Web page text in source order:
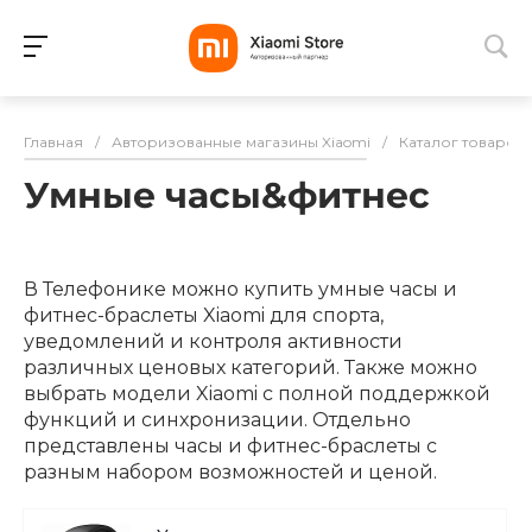
Разбейте
без переплат
График платежей
Сегодня
25%
Главная / Авторизованные магазины Xiaomi / Каталог товаров
Умные часы&фитнес
В Телефонике можно купить умные часы и
фитнес-браслеты Xiaomi для спорта,
уведомлений и контроля активности
различных ценовых категорий. Также можно
выбрать модели Xiaomi с полной поддержкой
функций и синхронизации. Отдельно
представлены часы и фитнес-браслеты с
разным набором возможностей и ценой.